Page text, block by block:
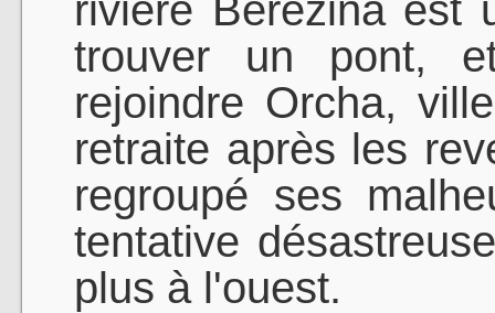
trouver un pont,
rejoindre Orcha,
retraite après les
regroupé ses
tentative
plus à l'ouest.